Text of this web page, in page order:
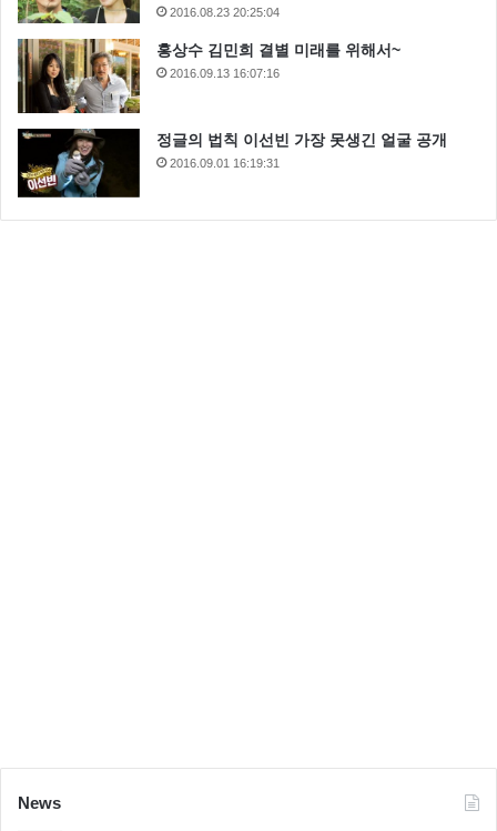
2016.08.23 20:25:04
홍상수 김민희 결별 미래를 위해서~
2016.09.13 16:07:16
정글의 법칙 이선빈 가장 못생긴 얼굴 공개
2016.09.01 16:19:31
News